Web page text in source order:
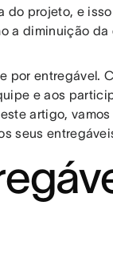
do projeto, e
a diminuição
por entregável.
e aos
artigo,
seus